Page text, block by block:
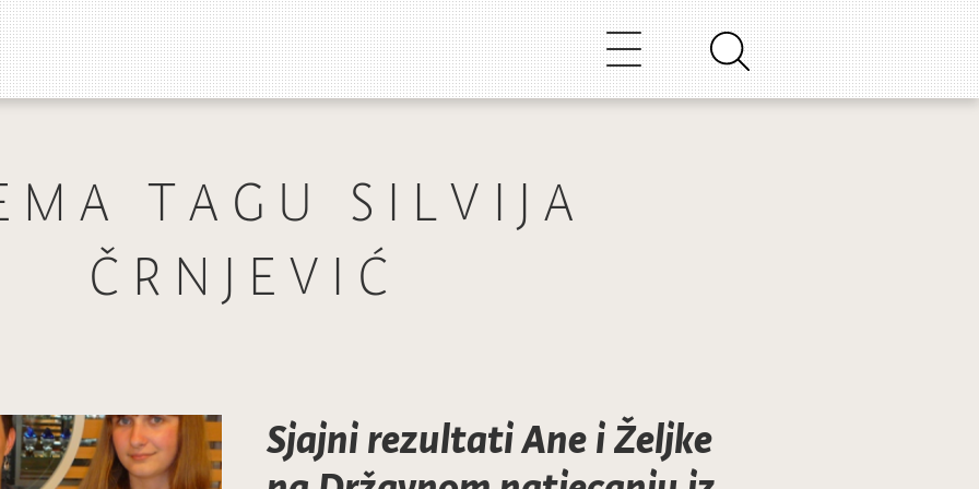
TAGU SILVIJA
ČRNJEVIĆ
Sjajni rezultati Ane i Željke